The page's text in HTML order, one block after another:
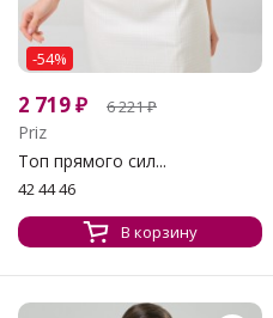
-54%
2 719₽ 6 221₽
Priz
Топ прямого сил...
42 44 46
В корзину